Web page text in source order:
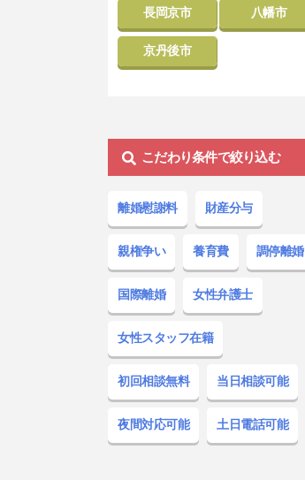
長岡京市 八幡市
京丹後市
こだわり条件で絞り込む
離婚慰謝料 財産分与
親権争い 養育費 調停離婚
国際離婚 女性弁護士
女性スタッフ在籍
初回相談無料 当日相談可能
夜間対応可能 土日電話可能